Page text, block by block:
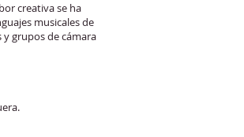
creativa se ha
musicales de
grupos de cámara